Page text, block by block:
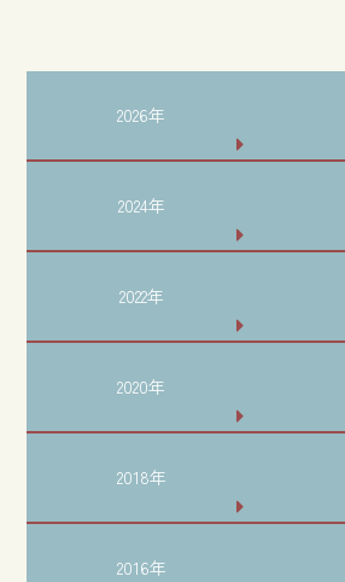
2026年
2024年
2022年
2020年
2018年
2016年